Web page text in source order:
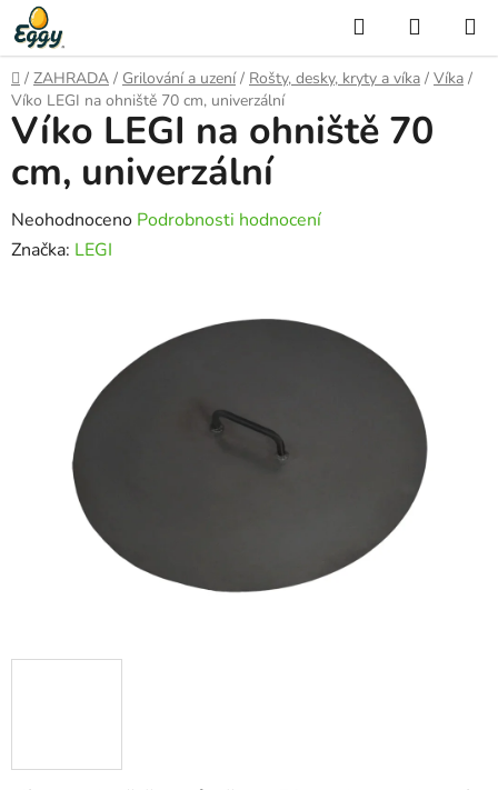
Přejít
na
obsah
Hledat
KOŠÍK
Domů
/ ZAHRADA / Grilování a uzení / Rošty, desky, kryty a víka / Víka /
Víko LEGI na ohniště 70 cm, univerzální
Víko LEGI na ohniště 70
cm, univerzální
Průměrné
hodnocení
hvězdiček.
Neohodnoceno Podrobnosti hodnocení
Značka: LEGI